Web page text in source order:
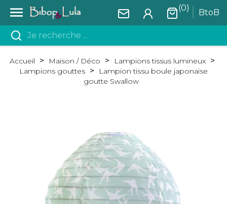
 BtoB
(0)
Accueil Maison / Déco
Lampions tissus lumineux
Lampions gouttes
Lampion tissu boule japonaise
goutte Swallow